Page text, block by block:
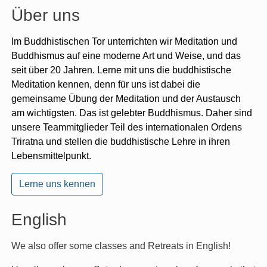
Über uns
Im Buddhistischen Tor unterrichten wir Meditation und
Buddhismus auf eine moderne Art und Weise, und das
seit über 20 Jahren. Lerne mit uns die buddhistische
Meditation kennen, denn für uns ist dabei die
gemeinsame Übung der Meditation und der Austausch
am wichtigsten. Das ist gelebter Buddhismus. Daher sind
unsere Teammitglieder Teil des internationalen Ordens
Triratna und stellen die buddhistische Lehre in ihren
Lebensmittelpunkt.
Lerne uns kennen
English
We also offer some classes and Retreats in English!